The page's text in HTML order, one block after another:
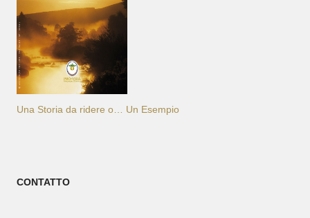
Una Storia da ridere o… Un Esempio
CONTATTO